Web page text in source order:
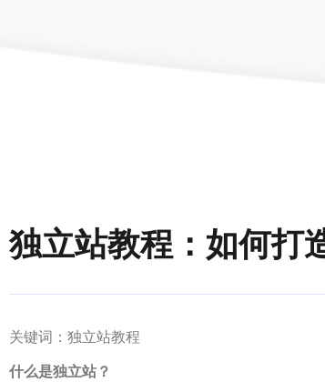
独立站教程：如何打
关键词：独立站教程
什么是独立站？